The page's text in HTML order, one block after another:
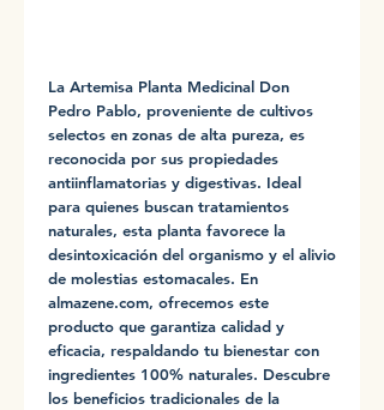
La Artemisa Planta Medicinal Don
Pedro Pablo, proveniente de cultivos
selectos en zonas de alta pureza, es
reconocida por sus propiedades
antiinflamatorias y digestivas. Ideal
para quienes buscan tratamientos
naturales, esta planta favorece la
desintoxicación del organismo y el alivio
de molestias estomacales. En
almazene.com, ofrecemos este
producto que garantiza calidad y
eficacia, respaldando tu bienestar con
ingredientes 100% naturales. Descubre
los beneficios tradicionales de la